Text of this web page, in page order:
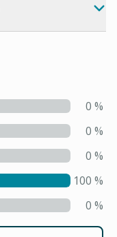
0 %
0 %
0 %
100 %
0 %